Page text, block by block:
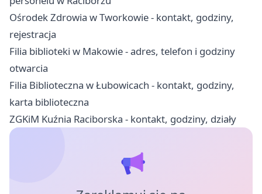
Ośrodek Zdrowia w Tworkowie - kontakt, godziny,
rejestracja
Filia biblioteki w Makowie - adres, telefon i godziny
otwarcia
Filia Biblioteczna w Łubowicach - kontakt, godziny,
karta biblioteczna
ZGKiM Kuźnia Raciborska - kontakt, godziny, działy